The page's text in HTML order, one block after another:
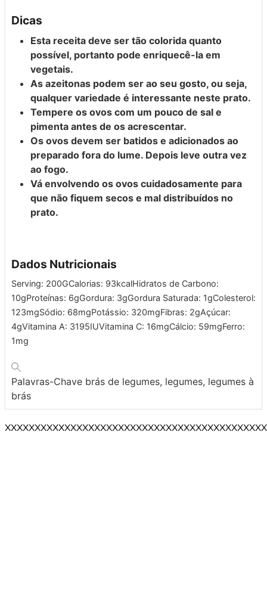
Dicas
Esta receita deve ser tão colorida quanto
possível, portanto pode enriquecê-la em
vegetais.
As azeitonas podem ser ao seu gosto, ou seja,
qualquer variedade é interessante neste prato.
Tempere os ovos com um pouco de sal e
pimenta antes de os acrescentar.
Os ovos devem ser batidos e adicionados ao
preparado fora do lume. Depois leve outra vez
ao fogo.
Vá envolvendo os ovos cuidadosamente para
que não fiquem secos e mal distribuídos no
prato.
Dados Nutricionais
Serving: 200GCalorias: 93kcalHidratos de Carbono:
10gProteínas: 6gGordura: 3gGordura Saturada: 1gColesterol:
123mgSódio: 68mgPotássio: 320mgFibras: 2gAçúcar:
4gVitamina A: 3195IUVitamina C: 16mgCálcio: 59mgFerro:
1mg
Palavras-Chave brás de legumes, legumes, legumes à
brás